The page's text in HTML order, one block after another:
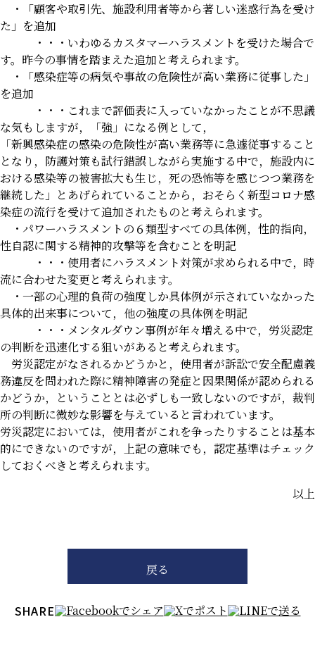
・「顧客や取引先、施設利用者等から著しい迷惑行為を受け
た」を追加
・・・いわゆるカスタマーハラスメントを受けた場合で
す。昨今の事情を踏まえた追加と考えられます。
・「感染症等の病気や事故の危険性が高い業務に従事した」
を追加
・・・これまで評価表に入っていなかったことが不思議
な気もしますが，「強」になる例として，
「新興感染症の感染の危険性が高い業務等に急遽従事すること
となり，防護対策も試行錯誤しながら実施する中で，施設内に
おける感染等の被害拡大も生じ，死の恐怖等を感じつつ業務を
継続した」とあげられていることから，おそらく新型コロナ感
染症の流行を受けて追加されたものと考えられます。
・パワーハラスメントの６類型すべての具体例，性的指向，
性自認に関する精神的攻撃等を含むことを明記
・・・使用者にハラスメント対策が求められる中で，時
流に合わせた変更と考えられます。
・一部の心理的負荷の強度しか具体例が示されていなかった
具体的出来事について，他の強度の具体例を明記
・・・メンタルダウン事例が年々増える中で，労災認定
の判断を迅速化する狙いがあると考えられます。
労災認定がなされるかどうかと，使用者が訴訟で安全配慮義
務違反を問われた際に精神障害の発症と因果関係が認められる
かどうか，ということとは必ずしも一致しないのですが，裁判
所の判断に微妙な影響を与えていると言われています。
労災認定においては，使用者がこれを争ったりすることは基本
的にできないのですが，上記の意味でも，認定基準はチェック
しておくべきと考えられます。
以上
戻る
SHARE